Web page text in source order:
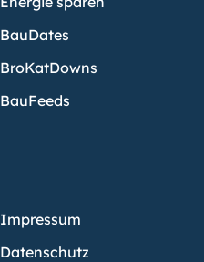
BauDates
BroKatDowns
BauFeeds
Impressum
Datenschutz